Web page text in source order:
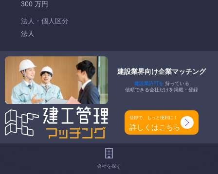
300 万円
法人・個人区分
法人
許可番号
長野県知事許可 第001097号
特定建設業
-
一般建設業
土木一式工事業 管工事業 水道施設工事業 消防施設工事業
建設業界向け企業マッチング
建設業許可を 持っている
信頼できる会社だけを掲載・登録
登録で、もっと便利に！
詳しくはこちら
会社を探す